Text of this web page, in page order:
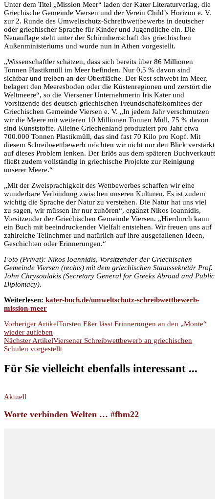
Unter dem Titel „Mission Meer“ laden der Kater Literaturverlag, die
Griechische Gemeinde Viersen und der Verein Child’s Horizon e. V.
zur 2. Runde des Umweltschutz-Schreibwettbewerbs in deutscher
oder griechischer Sprache für Kinder und Jugendliche ein. Die
Neuauflage steht unter der Schirmherrschaft des griechischen
Außenministeriums und wurde nun in Athen vorgestellt.
„Wissenschaftler schätzen, dass sich bereits über 86 Millionen
Tonnen Plastikmüll im Meer befinden. Nur 0,5 % davon sind
sichtbar und treiben an der Oberfläche. Der Rest schwebt im Meer,
belagert den Meeresboden oder die Küstenregionen und zerstört die
Weltmeere“, so die Viersener Unternehmerin Iris Kater und
Vorsitzende des deutsch-griechischen Freundschaftskomitees der
Griechischen Gemeinde Viersen e. V. „In jedem Jahr verschmutzen
wir die Meere mit weiteren 10 Millionen Tonnen Müll, 75 % davon
sind Kunststoffe. Alleine Griechenland produziert pro Jahr etwa
700.000 Tonnen Plastikmüll, das sind fast 70 Kilo pro Kopf. Mit
diesem Schreibwettbewerb möchten wir nicht nur den Blick verstärkt
auf dieses Problem lenken. Der Erlös aus dem späteren Buchverkauft
fließt zudem vollständig in griechische Projekte zur Reinigung
unserer Meere.“
„Mit der Zweisprachigkeit des Wettbewerbes schaffen wir eine
wunderbare Verbindung zwischen unseren Kulturen. Es ist zudem
wichtig die Sprache der Natur zu verstehen. Die Natur hat uns viel
zu sagen, wir müssen ihr nur zuhören“, ergänzt Nikos Ioannidis,
Vorsitzender der Griechischen Gemeinde Viersen. „Hierdurch kann
ein Buch mit beeindruckender Vielfalt entstehen. Wir freuen uns auf
zahlreiche Teilnehmer und natürlich auf ihre ausgefallenen Ideen,
Geschichten oder Erinnerungen.“
Foto (Privat): Nikos Ioannidis, Vorsitzender der Griechischen
Gemeinde Viersen (rechts) mit dem griechischen Staatssekretär Prof.
John Chrysoulakis (Secretary General for Greeks Abroad and Public
Diplomacy).
Weiterlesen: kater-buch.de/umweltschutz-schreibwettbewerb-
mission-meer
Beitragsnavigation
Vorheriger ArtikelTorsten Eßer lässt Erinnerungen an den „Monte“
wieder aufleben
Nächster ArtikelViersener Schreibwettbewerb an griechischen
Schulen vorgestellt
Für Sie vielleicht ebenfalls interessant ...
Aktuell
Worte verbinden Welten … #fbm22